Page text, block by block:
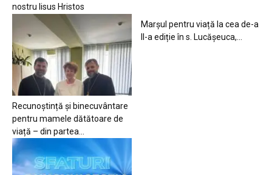
nostru Iisus Hristos
Recunoștință și binecuvântare
pentru mamele dătătoare de
viață – din partea...
Marșul pentru viață la cea de-a
II-a ediție în s. Lucășeuca,...